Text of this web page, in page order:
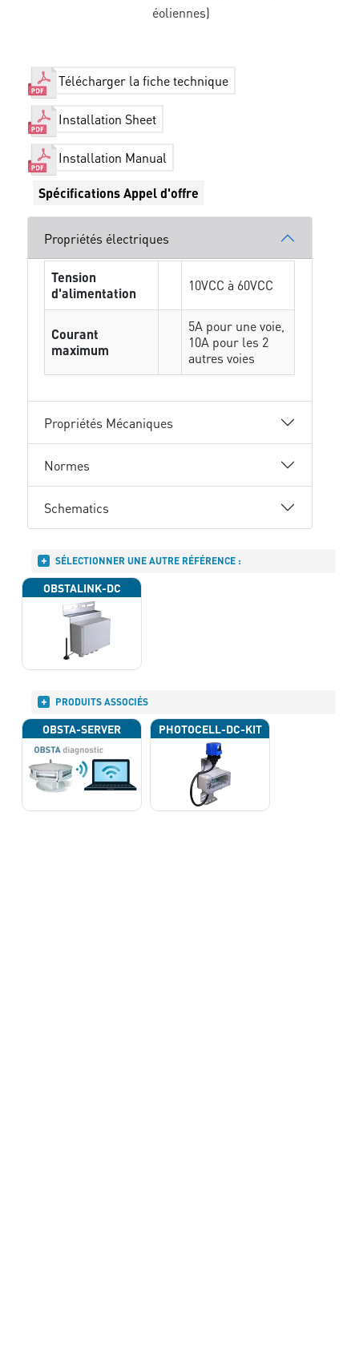
éoliennes)
Télécharger la fiche technique
Installation Sheet
Installation Manual
Spécifications Appel d'offre
Propriétés électriques
Tension
d'alimentation
10VCC à 60VCC
Courant
maximum
5A pour une voie,
10A pour les 2
autres voies
Propriétés Mécaniques
Normes
Schematics
SÉLECTIONNER UNE AUTRE RÉFÉRENCE :
OBSTALINK-DC
PRODUITS ASSOCIÉS
OBSTA-SERVER PHOTOCELL-DC-KIT